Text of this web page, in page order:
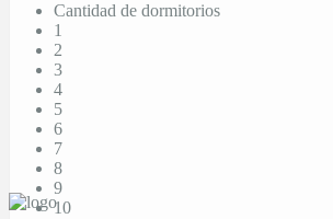
Cantidad de dormitorios
1
2
3
4
5
6
7
8
9
10